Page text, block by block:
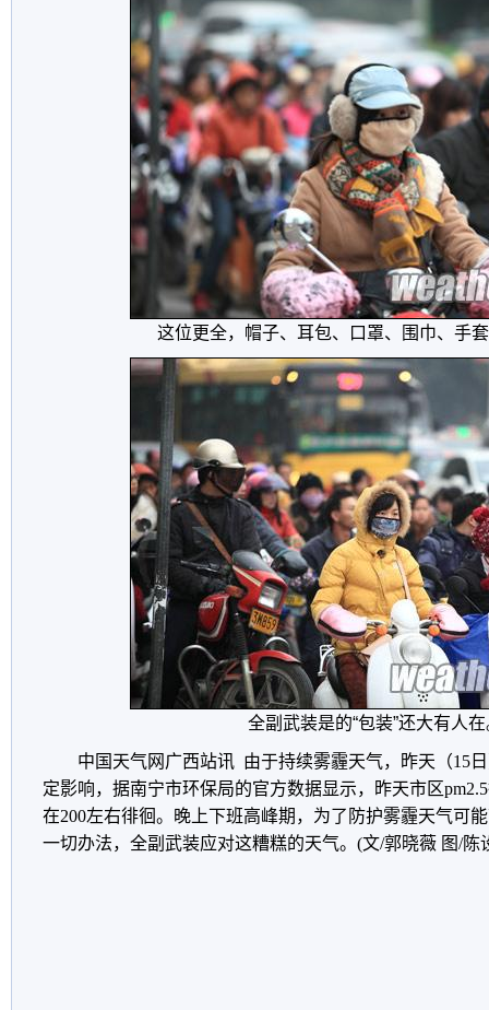
这位更全，帽子、耳包、口罩、围巾、手
全副武装是的“包装”还大有人
中国天气网广西站讯 由于持续雾霾天气，昨天（15
定影响，据南宁市环保局的官方数据显示，昨天市区
在200左右徘徊。晚上下班高峰期，为了防护雾霾天气可
一切办法，全副武装应对这糟糕的天气。(文/郭晓薇 图/陈